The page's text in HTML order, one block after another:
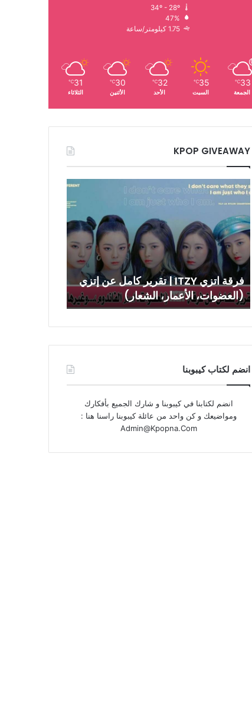
47%
1.75 كيلومتر/ساعة
33
℃
الجمعة
35
℃
السبت
32
℃
الأحد
30
℃
الأثنين
31
℃
الثلاثاء
KPOP GIVEAWAY
فرقة
اتزي
|
تقرير
كامل
عن
إتزي
(العضوات،
الأعمار،
الشعار)
فرقة اتزي ITZY | تقرير كامل عن إتزي
(العضوات، الأعمار، الشعار)
انضم لكتاب كيبوبنا
انضم لكتابنا في كيبوبنا و شارك الجميع بأفكارك
ومواضيعك و كن واحد من عائلة كيبوبنا راسنا هنا :
Admin@Kpopna.Com